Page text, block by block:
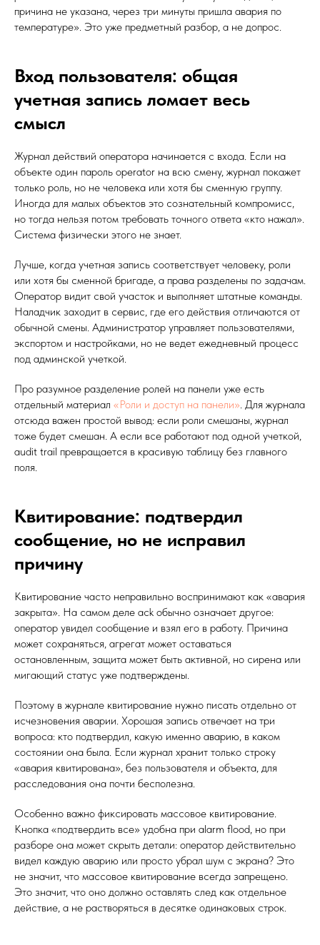
причина не указана, через три минуты пришла авария по
температуре». Это уже предметный разбор, а не допрос.
Вход пользователя: общая
учетная запись ломает весь
смысл
Журнал действий оператора начинается с входа. Если на
объекте один пароль operator на всю смену, журнал покажет
только роль, но не человека или хотя бы сменную группу.
Иногда для малых объектов это сознательный компромисс,
но тогда нельзя потом требовать точного ответа «кто нажал».
Система физически этого не знает.
Лучше, когда учетная запись соответствует человеку, роли
или хотя бы сменной бригаде, а права разделены по задачам.
Оператор видит свой участок и выполняет штатные команды.
Наладчик заходит в сервис, где его действия отличаются от
обычной смены. Администратор управляет пользователями,
экспортом и настройками, но не ведет ежедневный процесс
под админской учеткой.
Про разумное разделение ролей на панели уже есть
отдельный материал «Роли и доступ на панели». Для журнала
отсюда важен простой вывод: если роли смешаны, журнал
тоже будет смешан. А если все работают под одной учеткой,
audit trail превращается в красивую таблицу без главного
поля.
Квитирование: подтвердил
сообщение, но не исправил
причину
Квитирование часто неправильно воспринимают как «авария
закрыта». На самом деле ack обычно означает другое:
оператор увидел сообщение и взял его в работу. Причина
может сохраняться, агрегат может оставаться
остановленным, защита может быть активной, но сирена или
мигающий статус уже подтверждены.
Поэтому в журнале квитирование нужно писать отдельно от
исчезновения аварии. Хорошая запись отвечает на три
вопроса: кто подтвердил, какую именно аварию, в каком
состоянии она была. Если журнал хранит только строку
«авария квитирована», без пользователя и объекта, для
расследования она почти бесполезна.
Особенно важно фиксировать массовое квитирование.
Кнопка «подтвердить все» удобна при alarm flood, но при
разборе она может скрыть детали: оператор действительно
видел каждую аварию или просто убрал шум с экрана? Это
не значит, что массовое квитирование всегда запрещено.
Это значит, что оно должно оставлять след как отдельное
действие, а не растворяться в десятке одинаковых строк.